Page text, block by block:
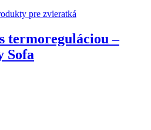
pre zvieratká
termoreguláciou –
Sofa